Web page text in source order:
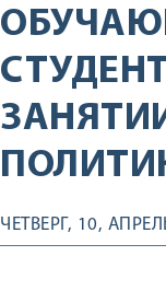
ЧЕТВЕРГ, 10,